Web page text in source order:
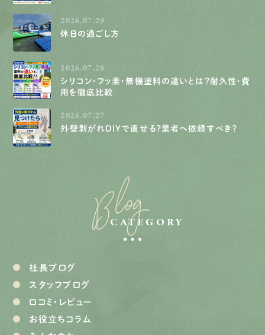
2026.07.29
休日の過ごし方
2026.07.28
シリコン・フッ素・無機塗料の違いとは？耐久性・費
用を徹底比較
2026.07.27
外壁剥がれDIYで直せる？業者へ依頼すべき？
Blog
CATEGORY
社長ブログ
スタッフブログ
口コミ・レビュー
お役立ちコラム